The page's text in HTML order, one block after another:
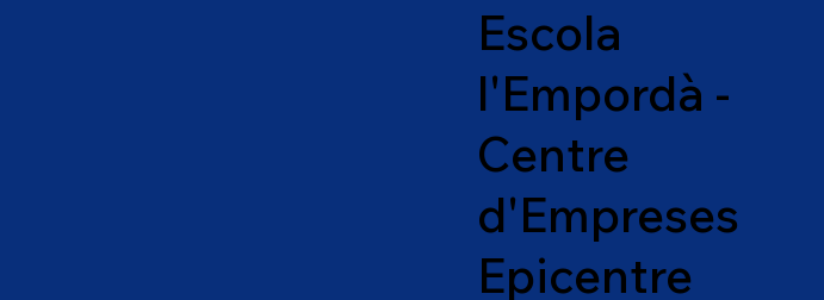
Escola
l'Empordà -
Centre
d'Empreses
Epicentre